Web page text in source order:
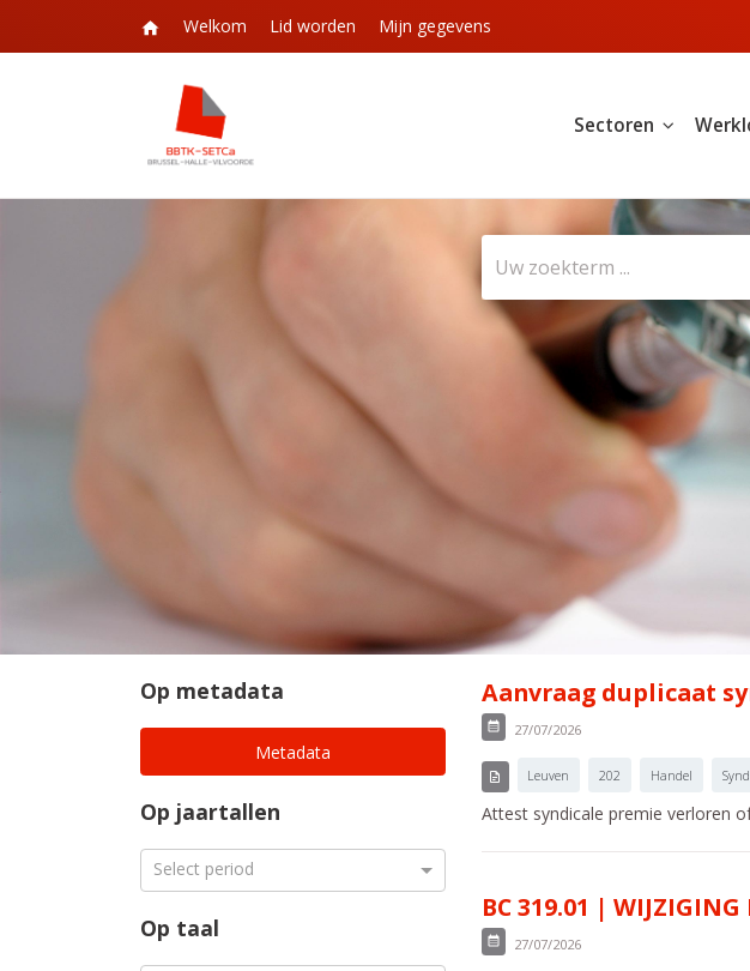
Welkom Lid worden Mijn gegevens
Sectoren
Op metadata
Metadata
Op jaartallen
Select period
Op taal
Aanvraag duplicaat
27/07/2026
Leuven 202 Handel
Attest syndicale premie verloren
BC 319.01 |
27/07/2026